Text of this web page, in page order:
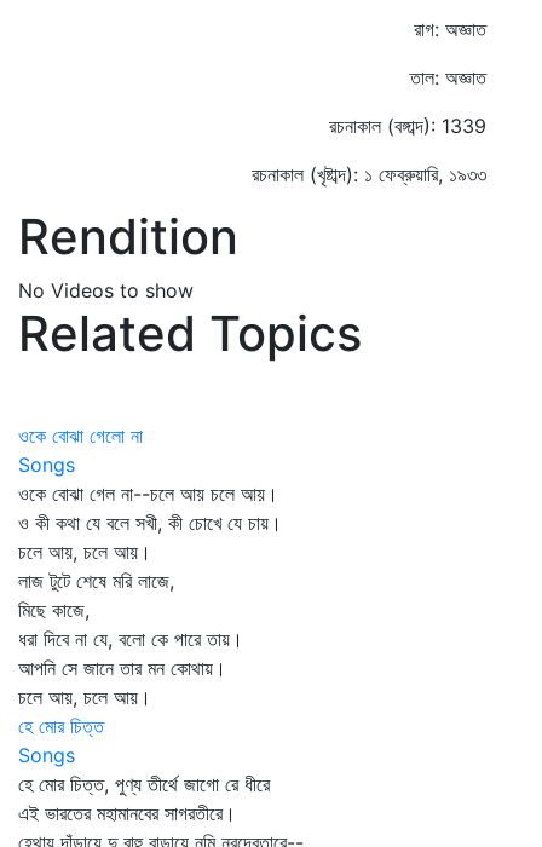
রাগ: অজ্ঞাত
তাল: অজ্ঞাত
রচনাকাল (বঙ্গাব্দ): 1339
রচনাকাল (খৃষ্টাব্দ): ১ ফেব্রুয়ারি, ১৯৩৩
Rendition
No Videos to show
Related Topics
ওকে বোঝা গেলো না
Songs
ওকে বোঝা গেল না--চলে আয় চলে আয়।
ও কী কথা যে বলে সখী, কী চোখে যে চায়।
চলে আয়, চলে আয়।
লাজ টুটে শেষে মরি লাজে,
মিছে কাজে,
ধরা দিবে না যে, বলো কে পারে তায়।
আপনি সে জানে তার মন কোথায়।
চলে আয়, চলে আয়।
হে মোর চিত্ত
Songs
হে মোর চিত্ত, পুণ্য তীর্থে জাগো রে ধীরে
এই ভারতের মহামানবের সাগরতীরে।
হেথায় দাঁড়ায়ে দু বাহু বাড়ায়ে নমি নরদেবতারে--